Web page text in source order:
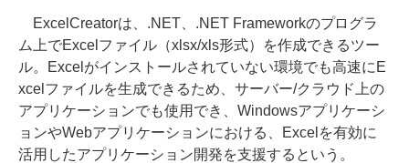
ExcelCreatorは、.NET、.NET Frameworkのプログラ
ム上でExcelファイル（xlsx/xls形式）を作成できるツー
ル。Excelがインストールされていない環境でも高速にE
xcelファイルを生成できるため、サーバー/クラウド上の
アプリケーションでも使用でき、Windowsアプリケーシ
ョンやWebアプリケーションにおける、Excelを有効に
活用したアプリケーション開発を支援するという。